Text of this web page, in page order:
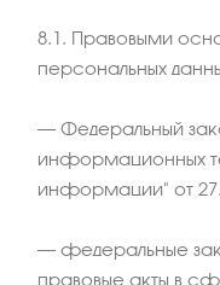
8.1. Правовыми
персональных
– Федеральный
информационных
информации" от
– федеральные
правовые акты в